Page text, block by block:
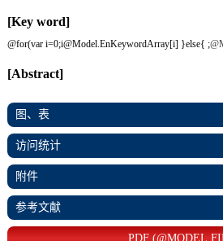
[Key word]
@for(var i=0;i@Model.EnKeywordArray[i] }else{ ;
[Abstract]
图、表
访问统计
附件
参考文献
PDF